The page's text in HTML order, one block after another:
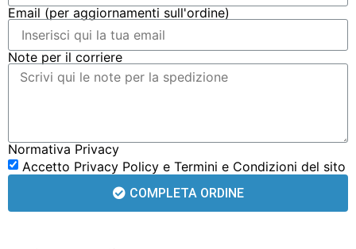
Email (per aggiornamenti sull'ordine)
Note per il corriere
Normativa Privacy
Accetto Privacy Policy e Termini e Condizioni del sito
COMPLETA ORDINE